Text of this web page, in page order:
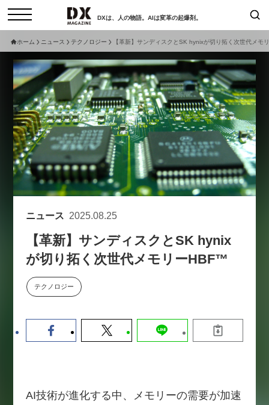
DXは、人の物語。AIは変革の起爆剤。
コラム インタビュー
セミナー ニュース
サービスメニュー 日本オムニチャネル協会
トップページ
特集
動画
サイトマップ
お問い合わせ
個人情報保護法について
採用情報
検索
現在開催予定のセミナー
セミナー
【8/12開催】「イノベーションを
数値化する」～投資される事業の
学ぶ資金調達・巻き込みのリアル
2026-06-10
2026-08-07
ホーム ニュース テクノロジー 【革新】サンディスクとSK hynixが切り拓く次世代メモ
ニュース 2025.08.25
【革新】サンディスクとSK hynix
が切り拓く次世代メモリーHBF™
テクノロジー
AI技術が進化する中、メモリーの需要が加速